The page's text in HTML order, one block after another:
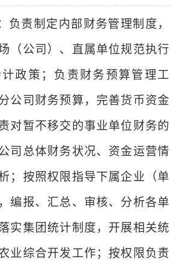
负责制定内部财务管理制度，
（公司）、直属单位规范执行
政策；负责财务预算管理工
公司财务预算，完善货币资金
对暂不移交的事业单位财务的
司总体财务状况、资金运营情
；按照权限指导下属企业（单
编报、汇总、审核、分析各单
实集团统计制度，开展相关统
业综合开发工作；按权限负责